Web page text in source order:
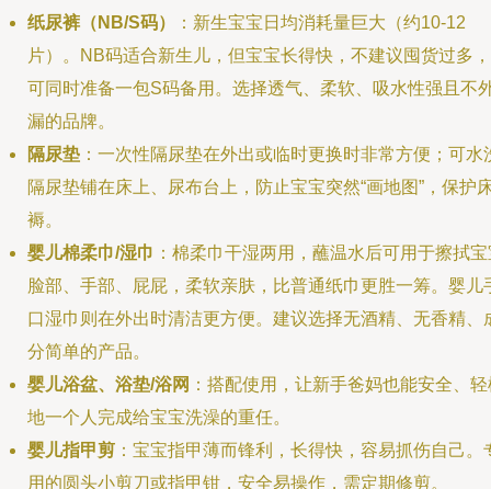
纸尿裤（NB/S码）
：新生宝宝日均消耗量巨大（约10-12
片）。NB码适合新生儿，但宝宝长得快，不建议囤货过多，
可同时准备一包S码备用。选择透气、柔软、吸水性强且不
漏的品牌。
隔尿垫 ：一次性隔尿垫在外出或临时更换时非常方便；可水
隔尿垫铺在床上、尿布台上，防止宝宝突然“画地图”，保护
褥。
婴儿棉柔巾/湿巾 ：棉柔巾干湿两用，蘸温水后可用于擦拭
脸部、手部、屁屁，柔软亲肤，比普通纸巾更胜一筹。婴儿
口湿巾则在外出时清洁更方便。建议选择无酒精、无香精、
分简单的产品。
婴儿浴盆、浴垫/浴网 ：搭配使用，让新手爸妈也能安全、
地一个人完成给宝宝洗澡的重任。
婴儿指甲剪 ：宝宝指甲薄而锋利，长得快，容易抓伤自己。
用的圆头小剪刀或指甲钳，安全易操作，需定期修剪。